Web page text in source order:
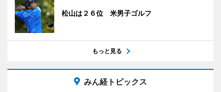
松山は２６位 米男子ゴルフ
もっと見る
みん経トピックス